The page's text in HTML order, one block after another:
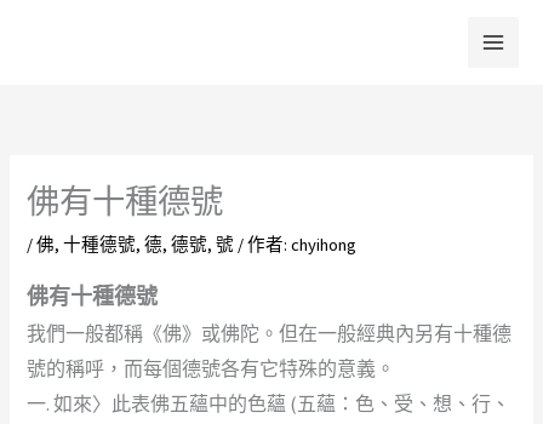
佛有十種德號
/佛,十種德號,德,德號,號 / 作者:chyihong
佛有十種德號
我們一般都稱《佛》或佛陀。但在一般經典內另有十種德
號的稱呼，而每個德號各有它特殊的意義。
一. 如來〉此表佛五蘊中的色蘊 (五蘊：色、受、想、行、